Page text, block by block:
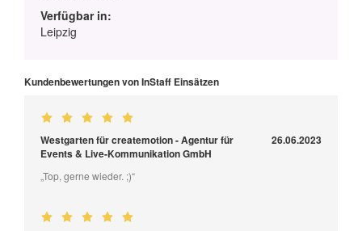
Verfügbar in:
Leipzig
Kundenbewertungen von InStaff Einsätzen
Westgarten für createmotion - Agentur für
Events & Live-Kommunikation GmbH
26.06.2023
„Top, gerne wieder. ;)“